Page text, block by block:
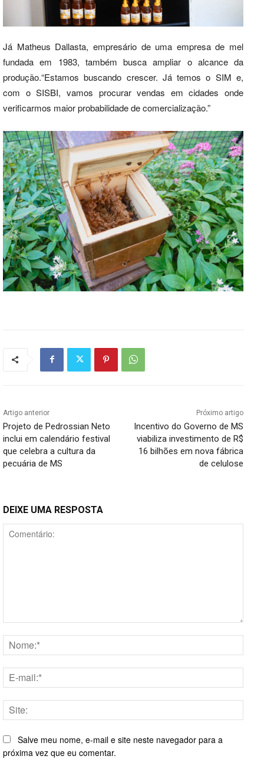
Já Matheus Dallasta, empresário de uma empresa de mel
fundada em 1983, também busca ampliar o alcance da
produção.“Estamos buscando crescer. Já temos o SIM e,
com o SISBI, vamos procurar vendas em cidades onde
verificarmos maior probabilidade de comercialização.”
Artigo anterior
Projeto de Pedrossian Neto
inclui em calendário festival
que celebra a cultura da
pecuária de MS
Próximo artigo
Incentivo do Governo de MS
viabiliza investimento de R$
16 bilhões em nova fábrica
de celulose
DEIXE UMA RESPOSTA
mail:*
Salve meu nome, e-mail e site neste navegador para a
próxima vez que eu comentar.